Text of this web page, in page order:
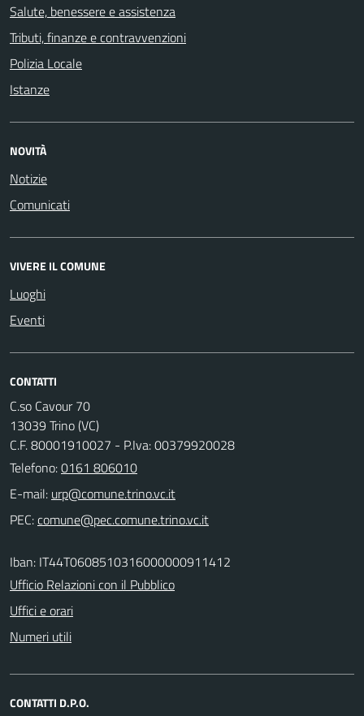
Salute, benessere e assistenza
Tributi, finanze e contravvenzioni
Polizia Locale
Istanze
NOVITÀ
Notizie
Comunicati
VIVERE IL COMUNE
Luoghi
Eventi
CONTATTI
C.so Cavour 70
13039 Trino (VC)
C.F. 80001910027 - P.Iva: 00379920028
Telefono:0161 806010
E-mail:
PEC:
Iban: IT44T0608510316000000911412
Ufficio Relazioni con il Pubblico
Uffici e orari
Numeri utili
CONTATTI D.P.O.